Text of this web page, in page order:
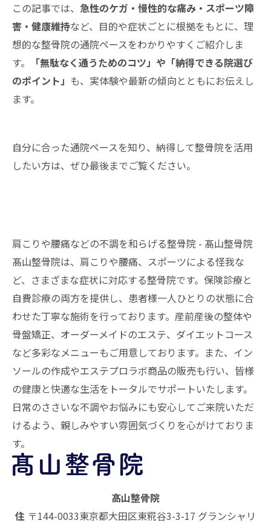
この記事では、 急性のケガ・慢性的な痛み・スポーツ障
害・健康維持など、目的や症状ごとに根拠をもとに、理
想的な整骨院の通院ペースをわかりやすくご紹介しま
す。
「無駄なく通うためのコツ」や「納得できる院選び
のポイント」 も、実体験や最新の傾向とともにお伝えし
ます。
自分に合った通院ペースを知り、納得して整骨院を活用
したい方は、ぜひ最後までご覧ください。
肩こりや腰痛などの不調を和らげる整骨院 - 髙山整骨院
髙山整骨院は、肩こりや腰痛、スポーツによる怪我な
ど、さまざまな症状に対応する整骨院です。保険診療と
自費診療の両方を提供し、患者様一人ひとりの状態に合
わせた丁寧な施術を行っております。産前産後の整体や
骨盤矯正、オーダーメイドのエステ、ダイエットコース
など多彩なメニューもご用意しております。また、イン
ソールの作成やエステプロラボ商品の販売も行い、皆様
の健康と快適な生活をトータルでサポートいたします。
日常のささいな不調やお悩みにも安心してご来院いただ
けるよう、親しみやすい雰囲気づくりを心がけておりま
す。
髙山整骨院
住 〒144-0033東京都大田区東糀谷3-3-17 グランシャリ